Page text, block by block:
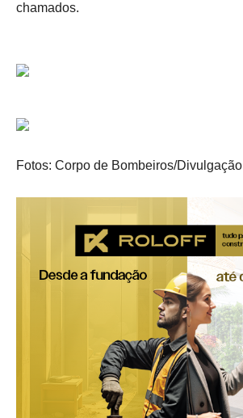
chamados.
Fotos: Corpo de Bombeiros/Divulgação